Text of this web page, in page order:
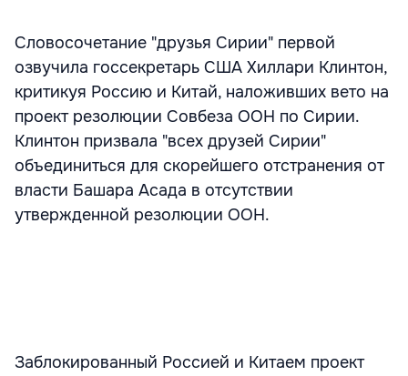
Словосочетание "друзья Сирии" первой
озвучила госсекретарь США Хиллари Клинтон,
критикуя Россию и Китай, наложивших вето на
проект резолюции Совбеза ООН по Сирии.
Клинтон призвала "всех друзей Сирии"
объединиться для скорейшего отстранения от
власти Башара Асада в отсутствии
утвержденной резолюции ООН.
Заблокированный Россией и Китаем проект